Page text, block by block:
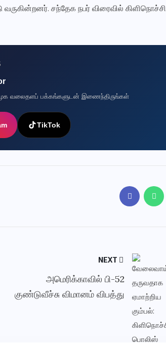
சந்தேக நபர் விரைவில் கிளிநொச்சி
வலைதளப் பக்கங்களுடன் இணைந்திருங்கள்
TikTok
NEXT
அமெரிக்காவில் பி-52
குண்டுவீச்சு விமானம் விபத்து